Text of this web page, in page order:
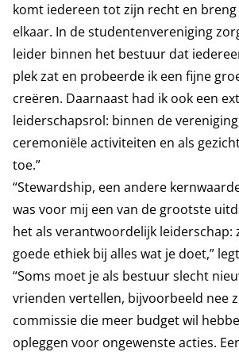
komt iedereen tot zijn recht en
elkaar. In de studentenvereniging
leider binnen het bestuur dat
plek zat en probeerde ik een fijne
creëren. Daarnaast had ik ook een
leiderschapsrol: binnen de
ceremoniële activiteiten en als
toe.”
“Stewardship, een andere
was voor mij een van de grootste
het als verantwoordelijk leiderschap:
goede ethiek bij alles wat je doet,”
“Soms moet je als bestuur slecht
vrienden vertellen, bijvoorbeeld nee
commissie die meer budget wil
opleggen voor ongewenste acties.